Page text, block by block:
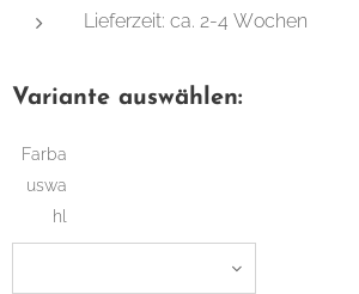
Lieferzeit: ca. 2-4 Wochen
Variante auswählen:
Farba
uswa
hl